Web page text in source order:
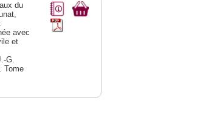
du
avec
et
G.
Tome